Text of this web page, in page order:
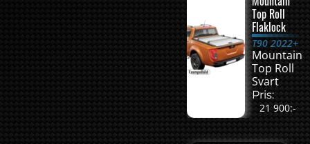
Top Roll
Flaklock
T90 2022+
Mountain
Top Roll
Svart
Pris:
21 900:-